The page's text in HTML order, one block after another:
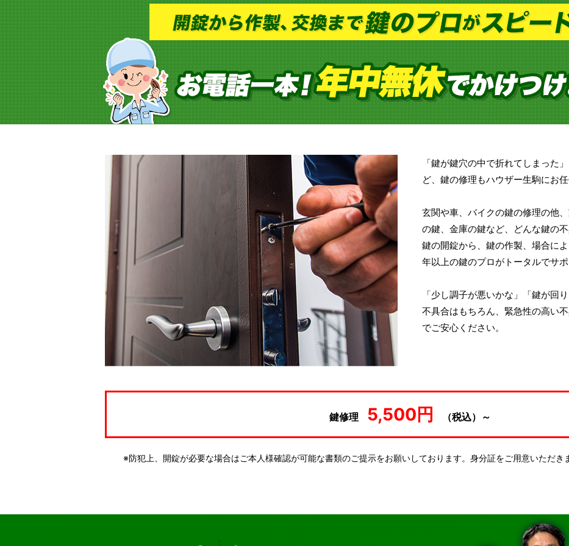
「鍵が鍵穴の中で折れてしまった
ど、鍵の修理もハウザー生駒にお
玄関や車、バイクの鍵の修理の他
の鍵、金庫の鍵など、どんな鍵の不
鍵の開錠から、鍵の作製、場合に
年以上の鍵のプロがトータルでサ
「少し調子が悪いかな」「鍵が回
不具合はもちろん、緊急性の高い
でご安心ください。
鍵修理 5,500円 （税込）～
※防犯上、開錠が必要な場合はご本人様確認が可能な書類のご提示をお願いしております。身分証をご用意いただき